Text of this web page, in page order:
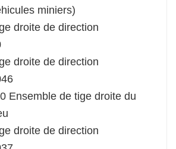
miniers)
droite de direction
droite de direction
Ensemble de tige droite du
droite de direction